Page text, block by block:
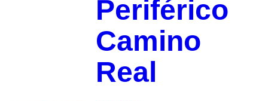
Periférico
Camino
Real